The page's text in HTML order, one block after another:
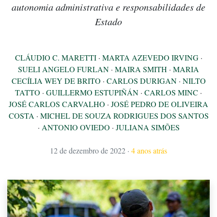
autonomia administrativa e responsabilidades de
Estado
CLÁUDIO C. MARETTI· MARTA AZEVEDO IRVING·
SUELI ANGELO FURLAN · MAIRA SMITH · MARIA
CECÍLIA WEY DE BRITO · CARLOS DURIGAN· NILTO
TATTO · GUILLERMO ESTUPIÑÁN · CARLOS MINC ·
JOSÉ CARLOS CARVALHO · JOSÉ PEDRO DE OLIVEIRA
COSTA· MICHEL DE SOUZA RODRIGUES DOS SANTOS
· ANTONIO OVIEDO · JULIANA SIMÕES
12 de dezembro de 2022 · 4 anos atrás